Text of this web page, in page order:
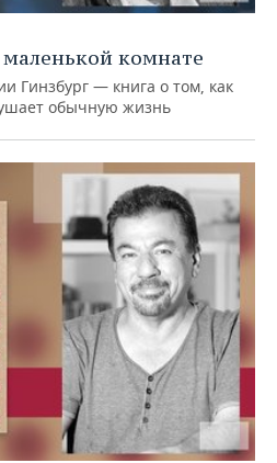
комнате
Гинзбург — книга о том, как
обычную жизнь